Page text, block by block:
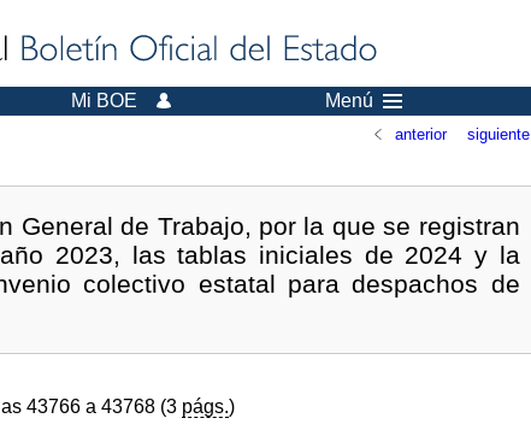
Mi BOE Menú
anterior siguiente
General de Trabajo, por la que se registran
2023, las tablas iniciales de 2024 y la
colectivo estatal para despachos de
43766 a 43768 (3 págs.)